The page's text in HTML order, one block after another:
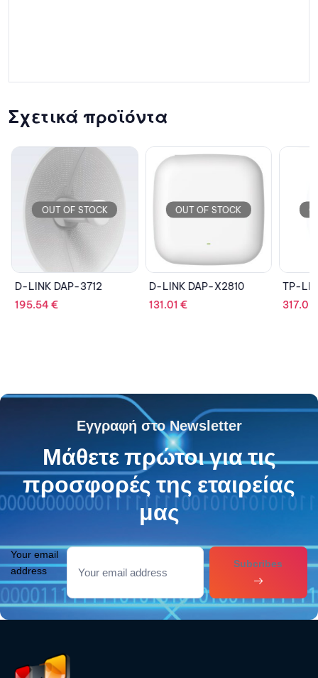
Σχετικά προϊόντα
OUT OF STOCK
D-LINK DAP-3712
195.54€
OUT OF STOCK
D-LINK DAP-X2810
131.01 €
TP-
317.03
Εγγραφή στο Newsletter
Μάθετε πρώτοι για τις
προσφορές της εταιρείας
μας
Your email
address
Subcribes